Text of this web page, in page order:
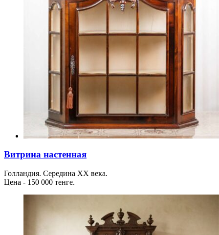
Витрина настенная
Голландия. Середина XX века.
Цена - 150 000 тенге.